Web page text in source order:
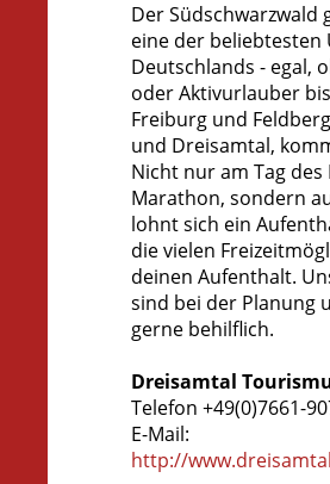
Der Südschwarzwald
eine der beliebtesten
Deutschlands - egal,
oder Aktivurlauber
Freiburg und
und Dreisamtal,
Nicht nur am Tag des
Marathon, sondern
lohnt sich ein
die vielen
deinen Aufenthalt.
sind bei der Planung
gerne behilflich.
Dreisamtal
Telefon +49(0)7661-
E-Mail:
http://